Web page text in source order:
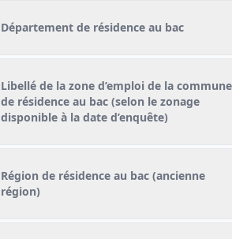
Département de résidence au bac
Libellé de la zone d’emploi de la commune
de résidence au bac (selon le zonage
disponible à la date d’enquête)
Région de résidence au bac (ancienne
région)